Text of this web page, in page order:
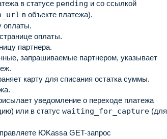
в статусе pending и со ссылкой
в объекте платежа).
оплаты.
оплаты.
партнера.
запрашиваемые партнером, указывает
карту для списания остатка суммы.
уведомление о переходе платежа
или в статус waiting_for_capture (для
ЮKassa GET-запрос